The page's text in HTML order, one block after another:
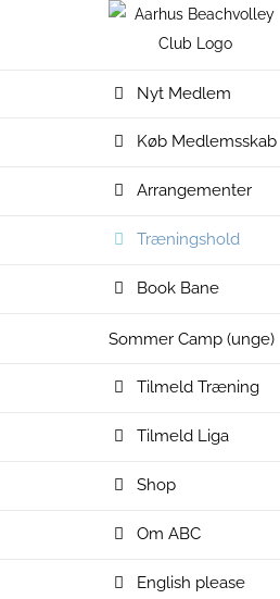
Nyt Medlem
Køb Medlemsskab
Arrangementer
Træningshold
Book Bane
Sommer Camp (unge)
Tilmeld Træning
Tilmeld Liga
Shop
Om ABC
English please